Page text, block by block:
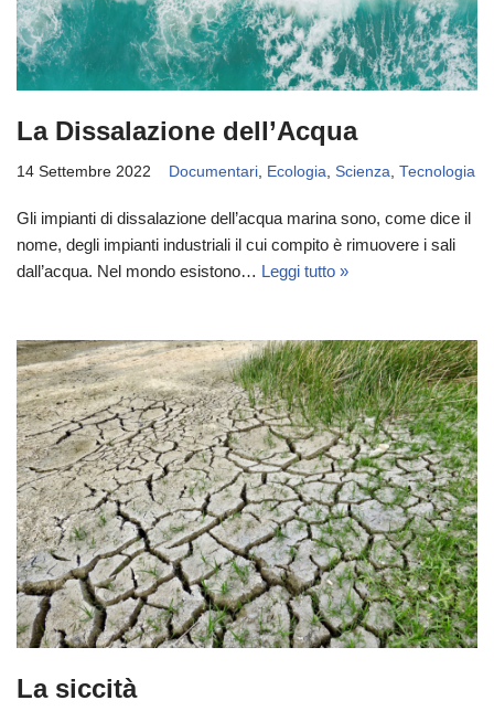
La Dissalazione dell’Acqua
14 Settembre 2022 Documentari, Ecologia, Scienza, Tecnologia
Gli impianti di dissalazione dell’acqua marina sono, come dice il
nome, degli impianti industriali il cui compito è rimuovere i sali
dall’acqua. Nel mondo esistono… Leggi tutto »
La siccità